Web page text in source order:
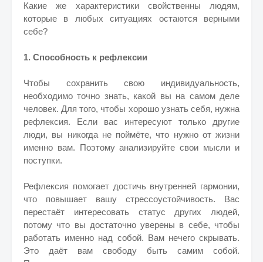
Какие же характеристики свойственны людям,
которые в любых ситуациях остаются верными
себе?
1. Способность к рефлексии
Чтобы сохранить свою индивидуальность,
необходимо точно знать, какой вы на самом деле
человек. Для того, чтобы хорошо узнать себя, нужна
рефлексия. Если вас интересуют только другие
люди, вы никогда не поймёте, что нужно от жизни
именно вам. Поэтому анализируйте свои мысли и
поступки.
Рефлексия помогает достичь внутренней гармонии,
что повышает вашу стрессоустойчивость. Вас
перестаёт интересовать статус других людей,
потому что вы достаточно уверены в себе, чтобы
работать именно над собой. Вам нечего скрывать.
Это даёт вам свободу быть самим собой.